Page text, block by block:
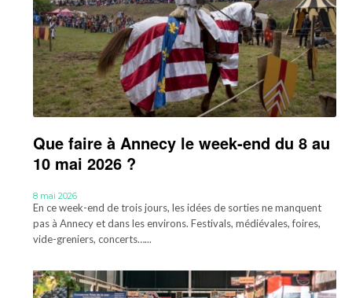
Que faire à Annecy le week-end du 8 au
10 mai 2026 ?
8 mai 2026
En ce week-end de trois jours, les idées de sorties ne manquent
pas à Annecy et dans les environs. Festivals, médiévales, foires,
vide-greniers, concerts…...